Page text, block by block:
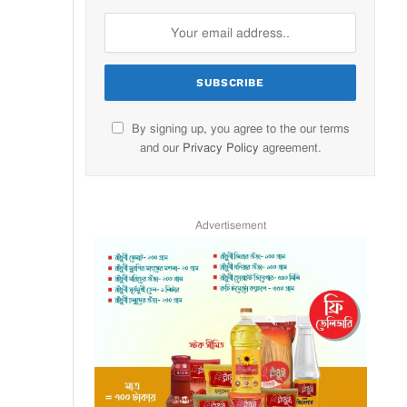
By signing up, you agree to the our terms
and our Privacy Policy agreement.
Advertisement